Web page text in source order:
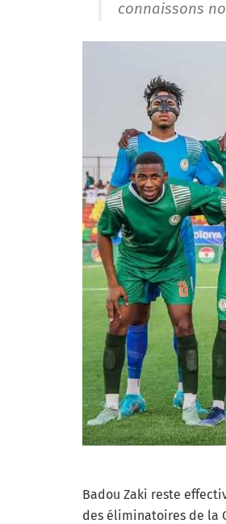
connaissons
Badou Zaki reste
des éliminatoires de la